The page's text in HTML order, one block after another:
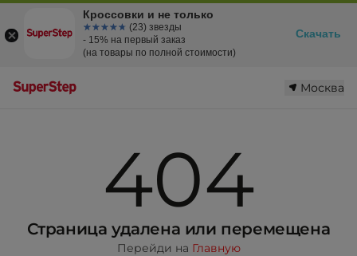
Москва
404
Страница удалена или перемещена
Перейди на Главную
Кроссовки и не только
☆☆☆☆☆
★★★★★ (23) звезды
- 15% на первый заказ
(на товары по полной стоимости)
Скачать